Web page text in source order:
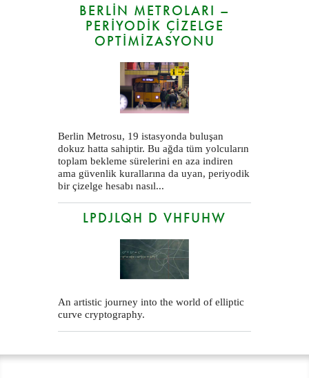
BERLIN METROLARI –
PERIYODIK ÇIZELGE
OPTIMIZASYONU
Berlin Metrosu, 19 istasyonda buluşan
dokuz hatta sahiptir. Bu ağda tüm yolcuların
toplam bekleme sürelerini en aza indiren
ama güvenlik kurallarına da uyan, periyodik
bir çizelge hesabı nasıl...
LPDJLQH D VHFUHW
An artistic journey into the world of elliptic
curve cryptography.